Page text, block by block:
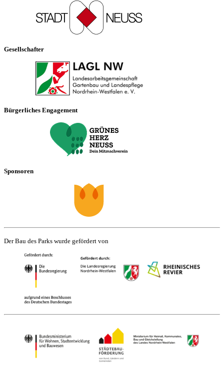
Gesellschafter
Bürgerliches Engagement
Sponsoren
Der Bau des Parks wurde gefördert von